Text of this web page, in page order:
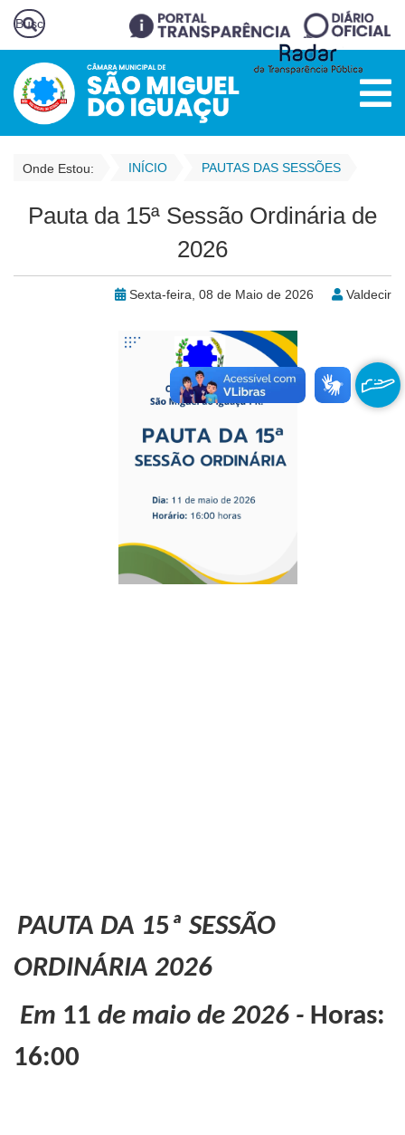
Onde Estou: INÍCIO PAUTAS DAS SESSÕES
Pauta da 15ª Sessão Ordinária de
2026
Valdecir
Sexta-feira, 08 de Maio de 2026
PAUTA DA 15ª SESSÃO
ORDINÁRIA 2026
Em 11 de maio de 2026 - Horas:
16:00